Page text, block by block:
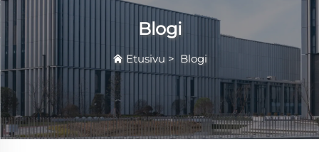
Blogi
Etusivu > Blogi